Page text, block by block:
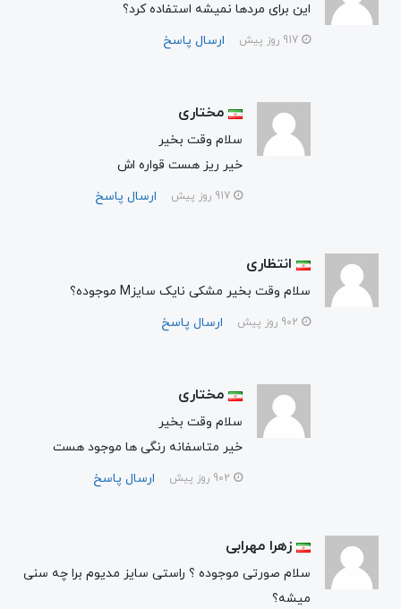
این برای مردها نمیشه استفاده کرد؟
ارسال پاسخ
مختاری
سلام وقت بخیر
خیر ریز هست قواره اش
ارسال پاسخ
انتظاری
سلام وقت بخیر مشکی نایک سایزM موجوده؟
ارسال پاسخ
مختاری
سلام وقت بخیر
خیر متاسفانه رنگی ها موجود هست
ارسال پاسخ
زهرا مهرابی
سلام صورتی موجوده ؟ راستی سایز مدیوم برا چه سنی
میشه؟